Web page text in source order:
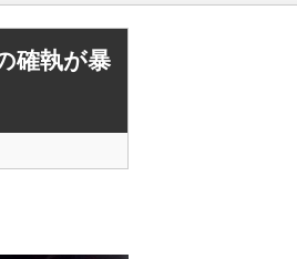
確執が暴